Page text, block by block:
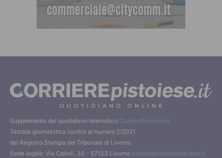
Supplemento del quotidiano telematico CorriereToscano.it
Testata giornalistica iscritta al numero 2/2021
del Registro Stampa del Tribunale di Livorno
Sede legale: Via Cairoli, 30 - 57123 Livorno pistoia@corrieretoscano.it